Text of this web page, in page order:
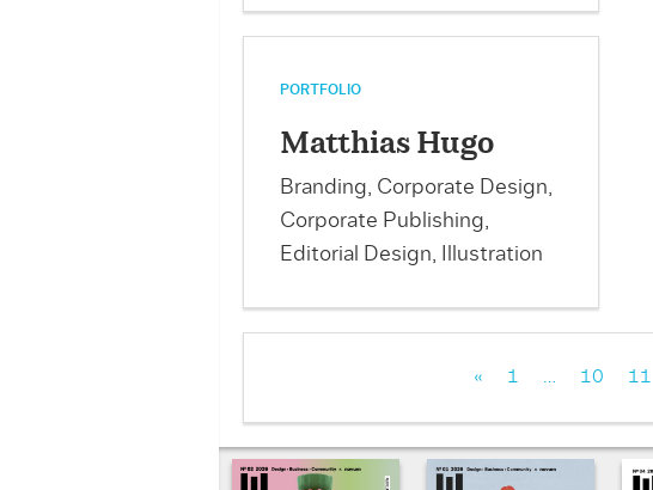
PORTFOLIO
Matthias Hugo
Branding, Corporate Design,
Corporate Publishing,
Editorial Design, Illustration
« 1 10 11